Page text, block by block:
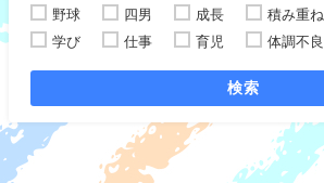
野球
四男 成長 積み重ね
学び
仕事 育児 体調不良
検索